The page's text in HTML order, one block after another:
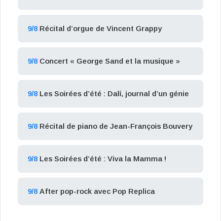
9/8 Récital d’orgue de Vincent Grappy
9/8 Concert « George Sand et la musique »
9/8 Les Soirées d’été : Dalí, journal d’un génie
9/8 Récital de piano de Jean-François Bouvery
9/8 Les Soirées d’été : Viva la Mamma !
9/8 After pop-rock avec Pop Replica